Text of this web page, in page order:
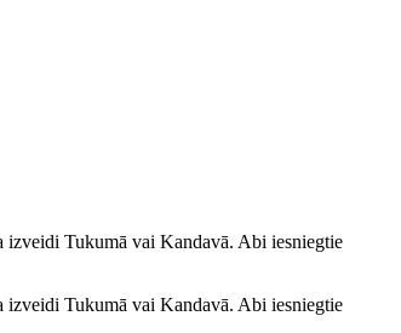
izveidi Tukumā vai Kandavā. Abi iesniegtie
izveidi Tukumā vai Kandavā. Abi iesniegtie